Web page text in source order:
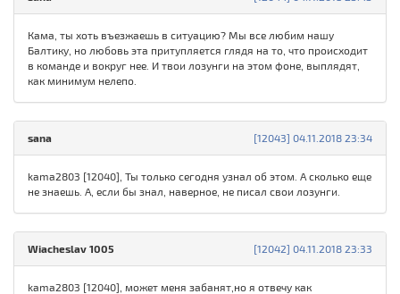
Кама, ты хоть въезжаешь в ситуацию? Мы все любим нашу
Балтику, но любовь эта притупляется глядя на то, что происходит
в команде и вокруг нее. И твои лозунги на этом фоне, выплядят,
как минимум нелепо.
[12043] 04.11.2018 23:34
sana
kama2803 [12040], Ты только сегодня узнал об этом. А сколько еще
не знаешь. А, если бы знал, наверное, не писал свои лозунги.
[12042] 04.11.2018 23:33
Wiacheslav 1005
kama2803 [12040], может меня забанят,но я отвечу как